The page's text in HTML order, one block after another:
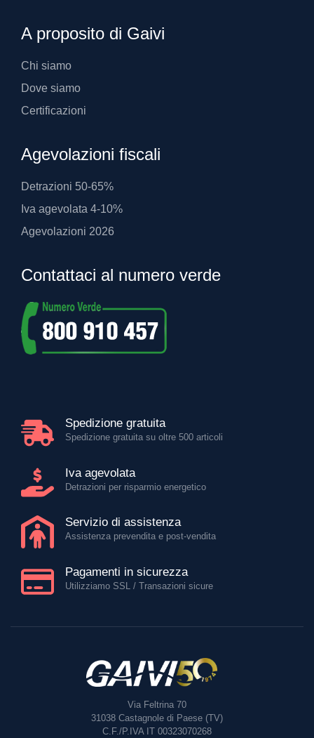
A proposito di Gaivi
Chi siamo
Dove siamo
Certificazioni
Agevolazioni fiscali
Detrazioni 50-65%
Iva agevolata 4-10%
Agevolazioni 2026
Contattaci al numero verde
Spedizione gratuita
Spedizione gratuita su oltre 500 articoli
Iva agevolata
Detrazioni per risparmio energetico
Servizio di assistenza
Assistenza prevendita e post-vendita
Pagamenti in sicurezza
Utilizziamo SSL / Transazioni sicure
Via Feltrina 70
31038 Castagnole di Paese (TV)
C.F./P.IVA IT 00323070268